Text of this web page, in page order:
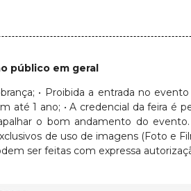
público em geral
• Proibida a entrada no
1 ano; • A credencial da feira é
o bom andamento do
de uso de imagens (Foto e
ser feitas com expressa